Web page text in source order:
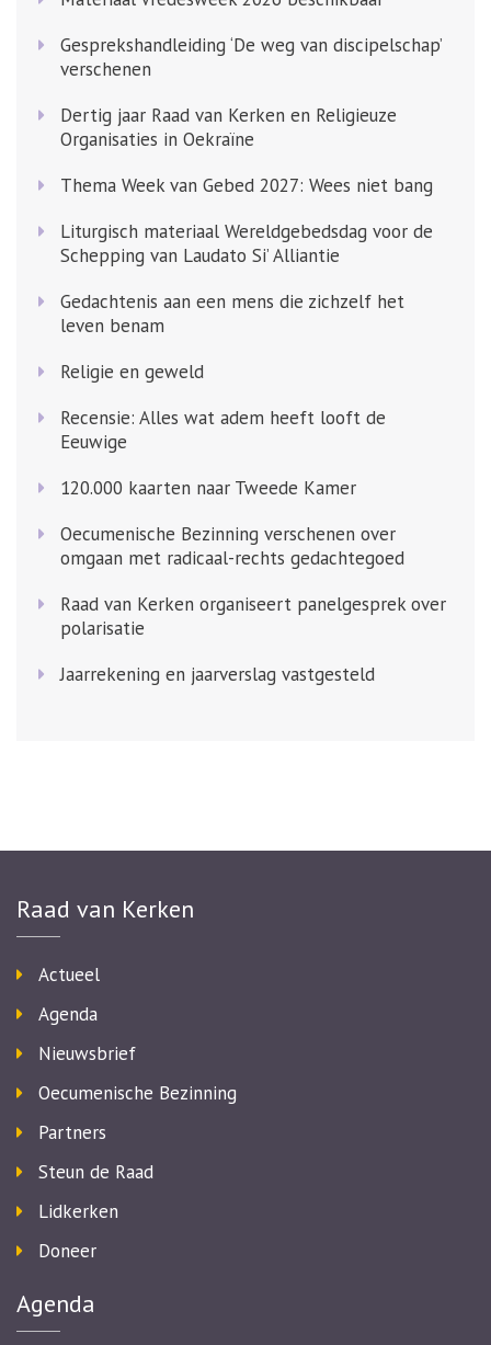
Gesprekshandleiding ‘De weg van discipelschap’
verschenen
Dertig jaar Raad van Kerken en Religieuze
Organisaties in Oekraïne
Thema Week van Gebed 2027: Wees niet bang
Liturgisch materiaal Wereldgebedsdag voor de
Schepping van Laudato Si’ Alliantie
Gedachtenis aan een mens die zichzelf het
leven benam
Religie en geweld
Recensie: Alles wat adem heeft looft de
Eeuwige
120.000 kaarten naar Tweede Kamer
Oecumenische Bezinning verschenen over
omgaan met radicaal-rechts gedachtegoed
Raad van Kerken organiseert panelgesprek over
polarisatie
Jaarrekening en jaarverslag vastgesteld
Raad van Kerken
Actueel
Agenda
Nieuwsbrief
Oecumenische Bezinning
Partners
Steun de Raad
Lidkerken
Doneer
Agenda